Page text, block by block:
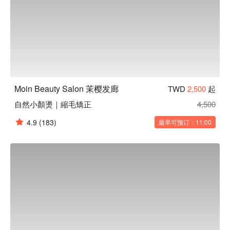
Moin Beauty Salon 茉樱发廊 TWD 2,500 起
自然小顏燙｜縮毛矯正
4,500
4.9 (183) 最早可预订：11:00